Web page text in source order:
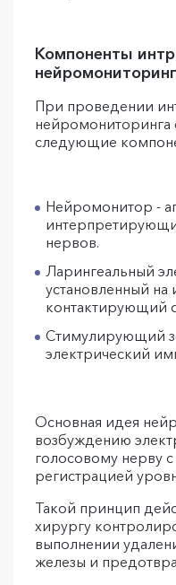
Компоненты
При проведении
нейромониторинга
следующие
Нейромонитор -
нервов.
Ларингеальный
установленный на
контактирующий
Стимулирующий
электрический
Основная идея
возбуждению
голосовому нерву
регистрацией
Такой принцип
хирургу
выполнении
железы и